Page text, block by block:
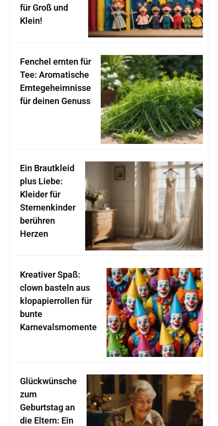
für Groß und
Klein!
Fenchel ernten für
Tee: Aromatische
Erntegeheimnisse
für deinen Genuss
Ein Brautkleid
plus Liebe:
Kleider für
Sternenkinder
berühren
Herzen
Kreativer Spaß:
clown basteln aus
klopapierrollen für
bunte
Karnevalsmomente
Glückwünsche
zum
Geburtstag an
die Eltern: Ein